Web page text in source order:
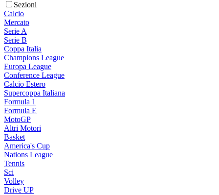
Sezioni
Calcio
Mercato
Serie A
Serie B
Coppa Italia
Champions League
Europa League
Conference League
Calcio Estero
Supercoppa Italiana
Formula 1
Formula E
MotoGP
Altri Motori
Basket
America's Cup
Nations League
Tennis
Sci
Volley
Drive UP